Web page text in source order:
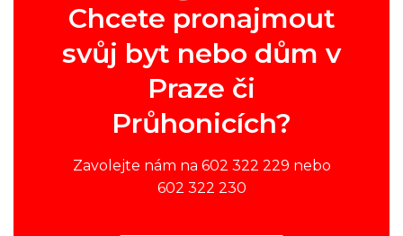
Chcete pronajmout
svůj byt nebo dům v
Praze či
Průhonicích?
Zavolejte nám na 602 322 229 nebo
602 322 230